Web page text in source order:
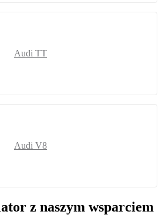
Audi TT
Audi V8
z naszym wsparciem